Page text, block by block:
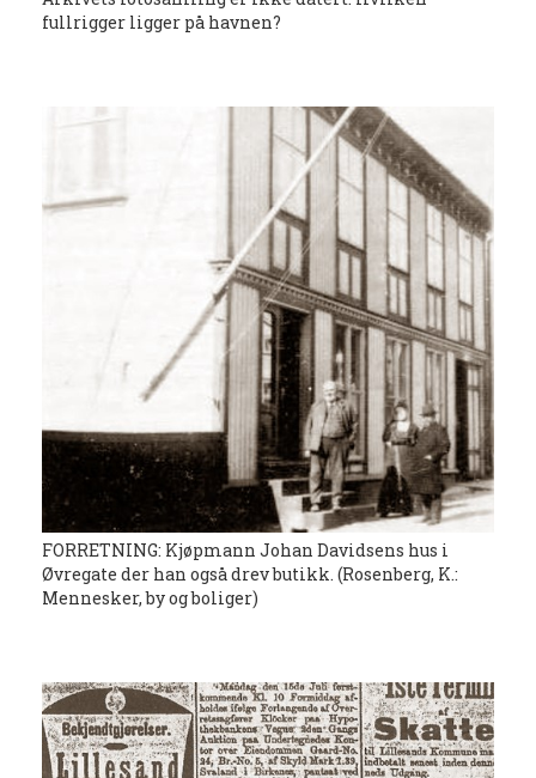
fullrigger ligger på havnen?
FORRETNING: Kjøpmann Johan Davidsens hus i
Øvregate der han også drev butikk. (Rosenberg, K.:
Mennesker, by og boliger)